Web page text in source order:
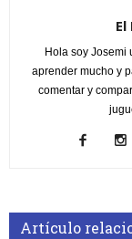
Hola soy Josemi
aprender mucho y
comentar y
Artículo